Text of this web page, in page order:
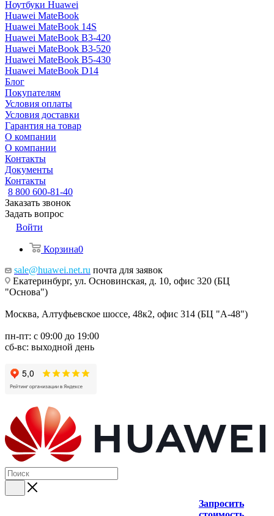
Ноутбуки Huawei
Huawei MateBook
Huawei MateBook 14S
Huawei MateBook B3-420
Huawei MateBook B3-520
Huawei MateBook B5-430
Huawei MateBook D14
Блог
Покупателям
Условия оплаты
Условия доставки
Гарантия на товар
О компании
О компании
Контакты
Документы
Контакты
8 800 600-81-40
Заказать звонок
Задать вопрос
Войти
Корзина0
sale@huawei.net.ru почта для заявок
Екатеринбург, ул. Основинская, д. 10, офис 320 (БЦ
"Основа")
Москва, Алтуфьевское шоссе, 48к2, офис 314 (БЦ "А-48")
пн-пт: с 09:00 до 19:00
сб-вс: выходной день
Запросить